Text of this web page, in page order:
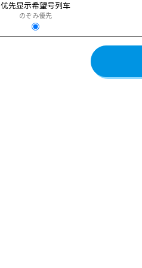
优先显示希望号列车
のぞみ優先